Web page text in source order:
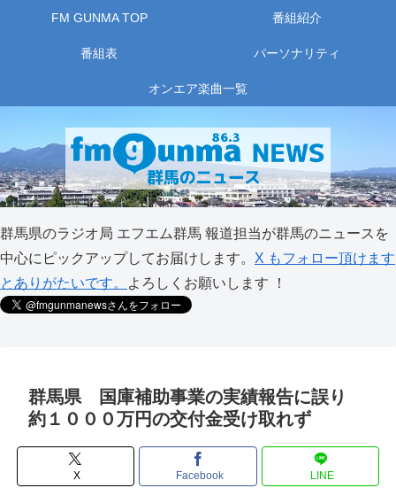
FM GUNMA TOP 番組紹介
番組表 パーソナリティ
オンエア楽曲一覧
群馬県のラジオ局 エフエム群馬 報道担当が群馬のニュースを
中心にピックアップしてお届けします。 X もフォロー頂けます
とありがたいです。
よろしくお願いします ！
群馬県 国庫補助事業の実績報告に誤り
約１０００万円の交付金受け取れず
X Facebook LINE